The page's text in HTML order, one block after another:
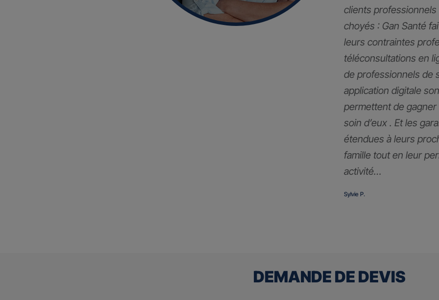
clients
choyés : Gan Santé
leurs contraintes
téléconsultations en
de professionnels de
application digitale
permettent de
soin d’eux . Et les
étendues à leurs
famille tout en leur
activité…
Sylvie P.
DEMANDE DE DEVIS